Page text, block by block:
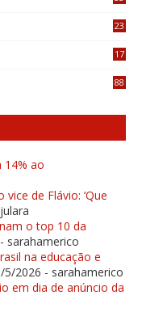
23
17
88
14% ao
de Flávio: ‘Que
o top 10 da
- sarahamerico
na educação e
5/2026 - sarahamerico
em dia de anúncio da